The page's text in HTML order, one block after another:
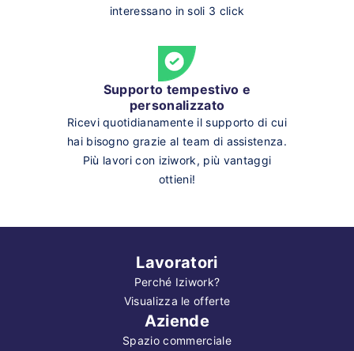
interessano in soli 3 click
Supporto tempestivo e
personalizzato
Ricevi quotidianamente il supporto di cui
hai bisogno grazie al team di assistenza.
Più lavori con iziwork, più vantaggi
ottieni!
Lavoratori
Perché Iziwork?
Visualizza le offerte
Aziende
Spazio commerciale